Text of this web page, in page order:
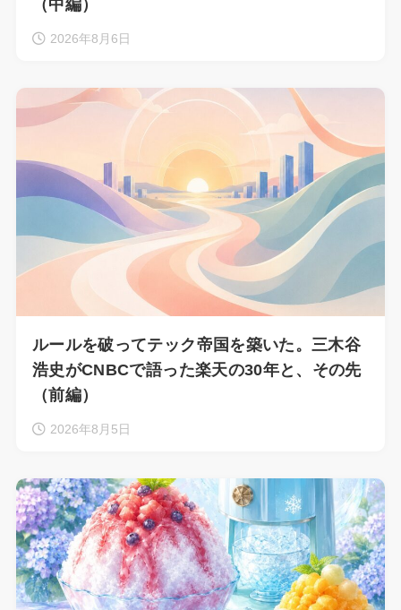
（中編）
2026年8月6日
ルールを破ってテック帝国を築いた。三木谷
浩史がCNBCで語った楽天の30年と、その先
（前編）
2026年8月5日